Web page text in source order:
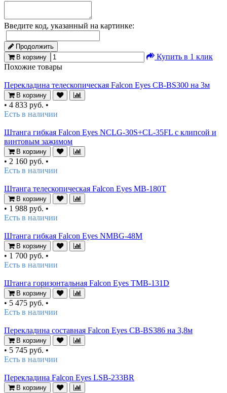
Введите код, указанный на картинке:
Продолжить
В корзину
Купить в 1 клик
Похожие товары
Перекладина телескопическая Falcon Eyes CB-BS300 на 3м
В корзину
• 4 833 руб. •
Есть в наличии
Штанга гибкая Falcon Eyes NCLG-30S+CL-35FL с клипсой и
винтовым зажимом
В корзину
• 2 160 руб. •
Есть в наличии
Штанга телескопическая Falcon Eyes MB-180T
В корзину
• 1 988 руб. •
Есть в наличии
Штанга гибкая Falcon Eyes NMBG-48M
В корзину
• 1 700 руб. •
Есть в наличии
Штанга горизонтальная Falcon Eyes TMB-131D
В корзину
• 5 475 руб. •
Есть в наличии
Перекладина составная Falcon Eyes CB-BS386 на 3,8м
В корзину
• 5 745 руб. •
Есть в наличии
Перекладина Falcon Eyes LSB-233BR
В корзину